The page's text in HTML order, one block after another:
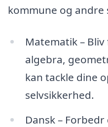
kommune og andre
Matematik –
algebra,
kan tackle dine
selvsikkerhed.
Dansk –